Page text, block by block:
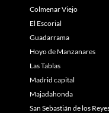
Colmenar Viejo
El Escorial
Guadarrama
Hoyo de Manzanares
Las Tablas
Madrid capital
Majadahonda
San Sebastián de los